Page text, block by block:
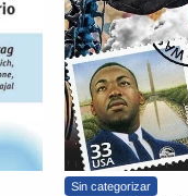
Sin categorizar